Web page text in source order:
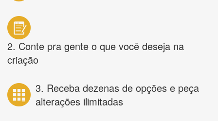
2. Conte pra gente o que você deseja na
criação
3. Receba dezenas de opções e peça
alterações ilimitadas